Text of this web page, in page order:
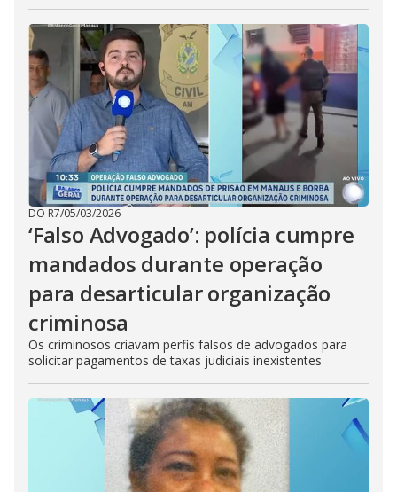
DO R7/05/03/2026
‘Falso Advogado’: polícia cumpre
mandados durante operação
para desarticular organização
criminosa
Os criminosos criavam perfis falsos de advogados para
solicitar pagamentos de taxas judiciais inexistentes